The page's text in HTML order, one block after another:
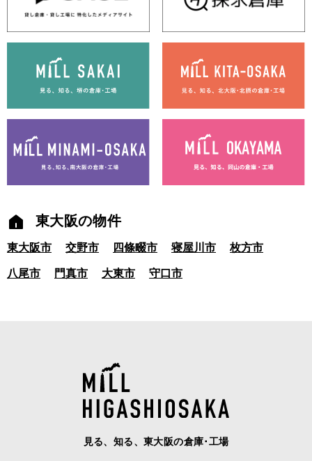
東大阪の物件
東大阪市 交野市 四條畷市 寝屋川市 枚方市
八尾市 門真市 大東市 守口市
見る、知る、東大阪の倉庫･工場